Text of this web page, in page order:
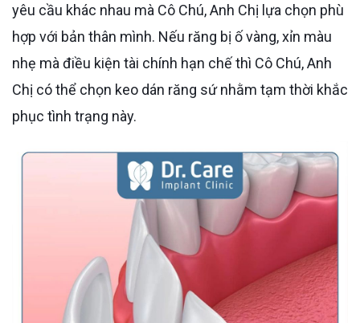
yêu cầu khác nhau mà Cô Chú, Anh Chị lựa chọn phù
hợp với bản thân mình. Nếu răng bị ố vàng, xỉn màu
nhẹ mà điều kiện tài chính hạn chế thì Cô Chú, Anh
Chị có thể chọn keo dán răng sứ nhằm tạm thời khắc
phục tình trạng này.